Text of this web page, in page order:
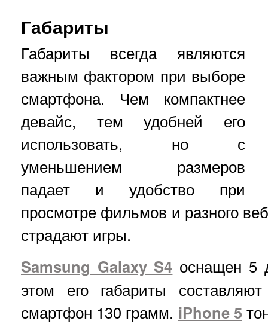
Габариты
Габариты всегда являются
важным фактором при выборе
смартфона. Чем компактнее
девайс, тем удобней его
использовать, но с
уменьшением размеров
падает и удобство при
просмотре фильмов и разного
страдают игры.
Samsung Galaxy S4 оснащен 5
этом его габариты
смартфон 130 грамм. iPhone 5